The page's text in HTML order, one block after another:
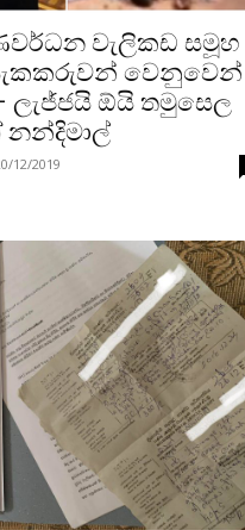
වැලිකඩ සමූහ
‌‌වෙනුවෙන්
ලැජ්ජයි ඕයි තමුසෙල
නන්දිමාල්
12/2019